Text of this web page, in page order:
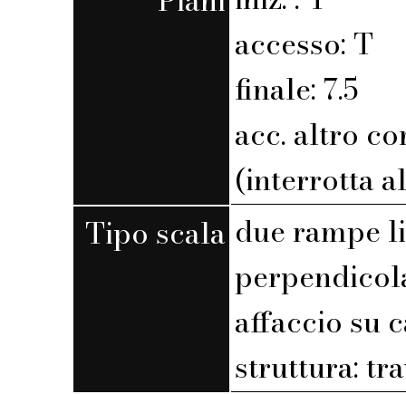
accesso: T
finale: 7.5
acc. altro
(interrotta
Tipo scala due rampe
affaccio su
struttura: